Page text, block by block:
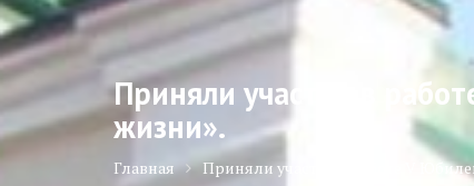
Приняли участие в
жизни».
Главная Приняли участие в работе V